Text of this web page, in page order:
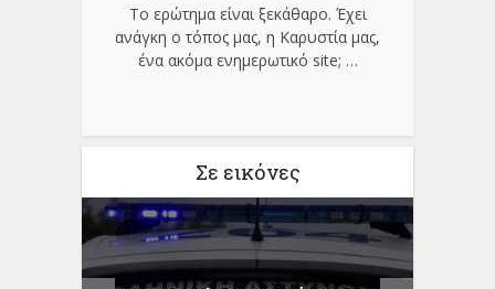
Το ερώτημα είναι ξεκάθαρο. Έχει
ανάγκη ο τόπος μας, η Καρυστία μας,
ένα ακόμα ενημερωτικό site; …
Σε εικόνες